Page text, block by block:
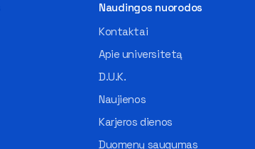
Naudingos nuorodos
Kontaktai
Apie universitetą
D.U.K.
Naujienos
Karjeros dienos
Duomenų saugumas